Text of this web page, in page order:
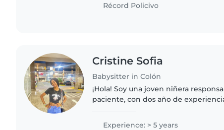
Récord Policivo
Cristine Sofia
Babysitter in Colón
¡Hola! Soy una joven niñera
paciente, con dos año de
Experience: > 5 years